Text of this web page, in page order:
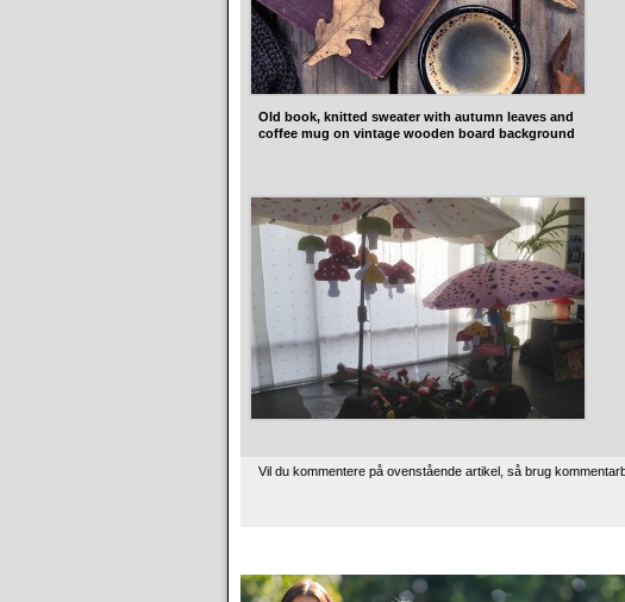
Old book, knitted sweater with autumn leaves and
coffee mug on vintage wooden board background
Vil du kommentere på ovenstående artikel, så brug